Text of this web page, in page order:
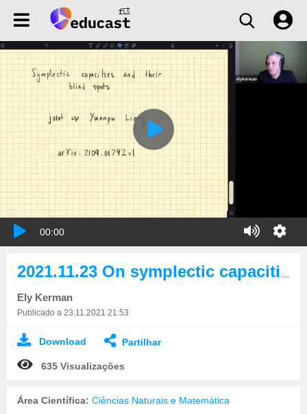
00:00
Ely Kerman
Publicado a 23.11.2021 21:53
Download Partilhar
635 Visualizações
Área Científica: Ciências Naturais e Matemática